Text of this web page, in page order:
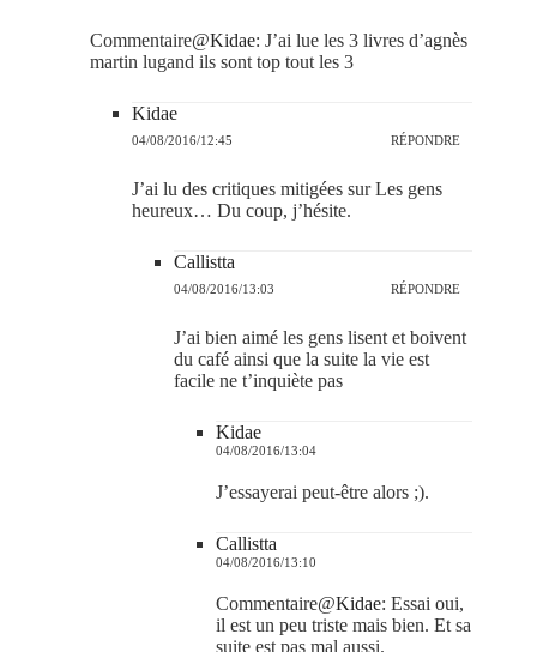
Commentaire@Kidae: J’ai lue les 3 livres d’agnès
martin lugand ils sont top tout les 3
Kidae
04/08/2016/12:45 RÉPONDRE
J’ai lu des critiques mitigées sur Les gens
heureux… Du coup, j’hésite.
Callistta
04/08/2016/13:03 RÉPONDRE
J’ai bien aimé les gens lisent et boivent
du café ainsi que la suite la vie est
facile ne t’inquiète pas
Kidae
04/08/2016/13:04
J’essayerai peut-être alors ;).
Callistta
04/08/2016/13:10
Commentaire@Kidae: Essai oui,
il est un peu triste mais bien. Et sa
suite est pas mal aussi.